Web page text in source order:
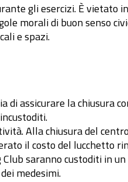
gli esercizi. È
morali di buon senso
e spazi.
assicurare la chiusura
Alla chiusura del
il costo del lucchetto
saranno custoditi in
medesimi.